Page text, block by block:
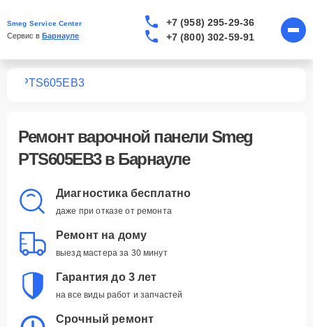
Smeg Service Center
Сервис в Барнауле
+7 (958) 295-29-36
+7 (800) 302-59-91
PTS605EB3
Ремонт варочной панели Smeg
PTS605EB3в Барнауле
Диагностика бесплатно
даже при отказе от ремонта
Ремонт на дому
выезд мастера за 30 минут
Гарантия до 3 лет
на все виды работ и запчастей
Срочный ремонт